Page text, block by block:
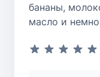
бананы,
масло и